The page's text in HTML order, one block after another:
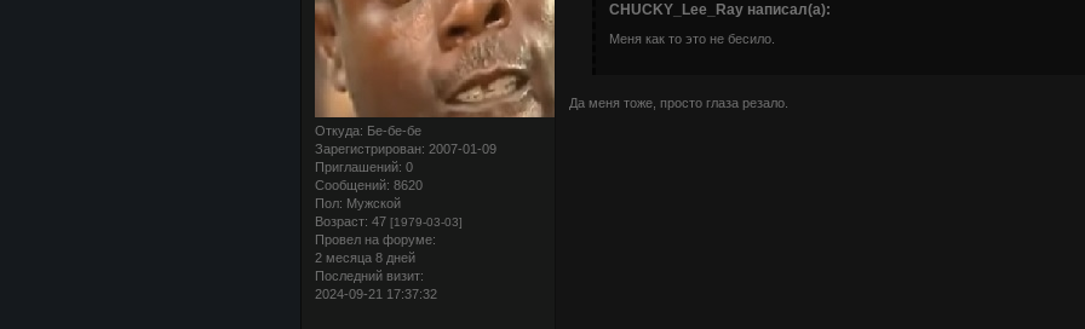
Откуда: Бе-бе-бе
Зарегистрирован: 2007-01-09
Приглашений: 0
Сообщений: 8620
Пол: Мужской
Возраст: 47 [1979-03-03]
Провел на форуме:
2 месяца 8 дней
Последний визит:
2024-09-21 17:37:32
CHUCKY_Lee_Ray написал(а):
Меня как то это не бесило.
Да меня тоже, просто глаза резало.